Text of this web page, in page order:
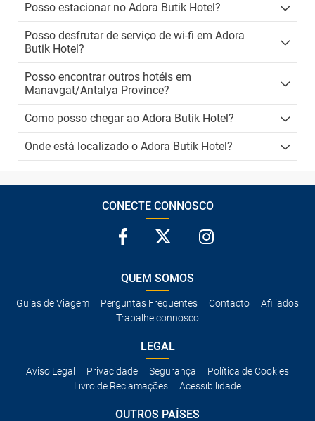
Posso estacionar no Adora Butik Hotel?
Posso desfrutar de serviço de wi-fi em Adora
Butik Hotel?
Posso encontrar outros hotéis em
Manavgat/Antalya Province?
Como posso chegar ao Adora Butik Hotel?
Onde está localizado o Adora Butik Hotel?
CONECTE CONNOSCO
QUEM SOMOS
Guias de Viagem Perguntas Frequentes Contacto
Afiliados
Trabalhe connosco
LEGAL
Aviso Legal Privacidade Segurança
Política de Cookies
Livro de Reclamações
Acessibilidade
OUTROS PAÍSES